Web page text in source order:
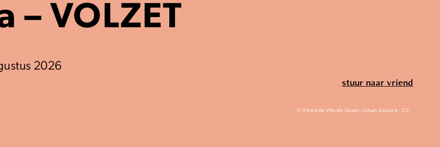
VOLZET
2026
stuur naar vriend
© Alfred de Ville de Goyet - Urban.brussels - CC